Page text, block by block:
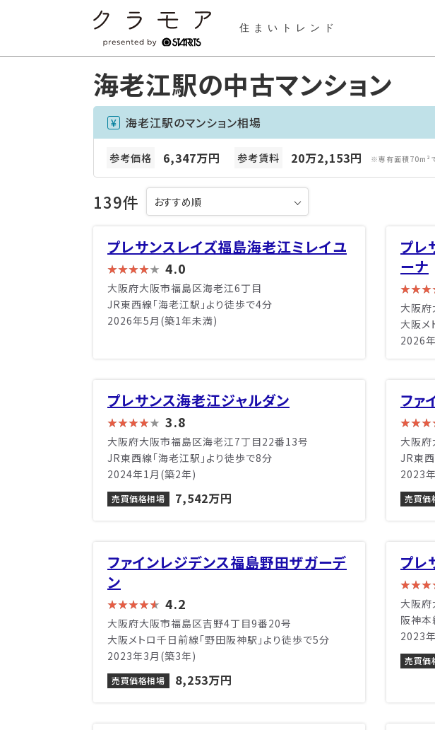
住まいトレンド
海老江駅の中古マンション
海老江駅のマンション相場
参考価格 6,347万円 参考賃料 20万2,153円 ※専有面積70m²
139件
プレサンスレイズ福島海老江ミレイユ
4.0
大阪府大阪市福島区海老江6丁目
JR東西線「海老江駅」より徒歩で4分
2026年5月(築1年未満)
プレ
ーナ
大阪
大阪メ
2026
プレサンス海老江ジャルダン
3.8
大阪府大阪市福島区海老江7丁目22番13号
JR東西線「海老江駅」より徒歩で8分
2024年1月(築2年)
売買価格相場 7,542万円
ファ
大阪
JR東西
2023
売買価
ファインレジデンス福島野田ザガーデ
ン
4.2
大阪府大阪市福島区吉野4丁目9番20号
大阪メトロ千日前線「野田阪神駅」より徒歩で5分
2023年3月(築3年)
売買価格相場 8,253万円
プレ
大阪
阪神本
2023
売買価